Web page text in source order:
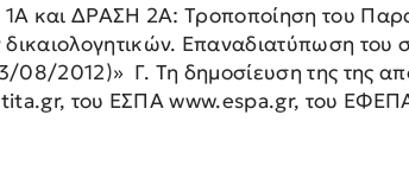
και ΔΡΑΣΗ 2Α: Τροποποίηση του
Επαναδιατύπωση
2012)» Γ. Τη δημοσίευση της της
του ΕΣΠΑ www.espa.gr, του